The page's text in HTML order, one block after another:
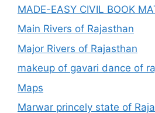
MADE-EASY CIVIL BOOK
Main Rivers of Rajasthan
Major Rivers of Rajasthan
makeup of gavari dance of
Maps
Marwar princely state of